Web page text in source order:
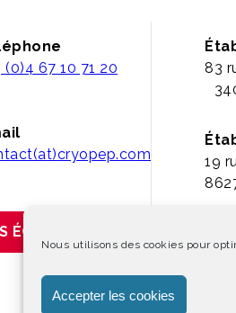
Nous utilisons des cookies pour
Accepter les cookies
(0)4 67 10 71 20
ÉCRIRE
83
19